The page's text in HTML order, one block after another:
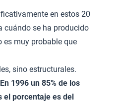
en estos 20
cuándo se ha producido
es muy probable que
sino estructurales.
En 1996 un 85% de los
el porcentaje es del